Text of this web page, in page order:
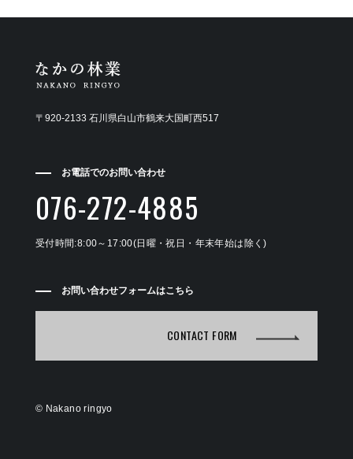
〒920-2133 石川県白山市鶴来大国町西517
お電話でのお問い合わせ
076-272-4885
受付時間:8:00～17:00(日曜・祝日・年末年始は除く)
お問い合わせフォームはこちら
CONTACT FORM
© Nakano ringyo